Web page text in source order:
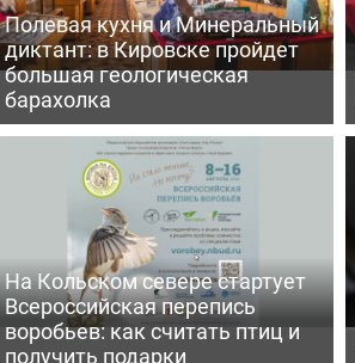
Полевая кухня и Минеральный
диктант: в Кировске пройдет
большая геологическая
барахолка
На Кольском севере стартует
Всероссийская перепись
воробьев: как считать птиц и
получить подарки